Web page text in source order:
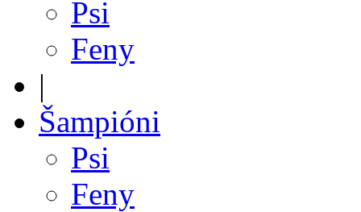
Psi
Feny
|
Šampióni
Psi
Feny